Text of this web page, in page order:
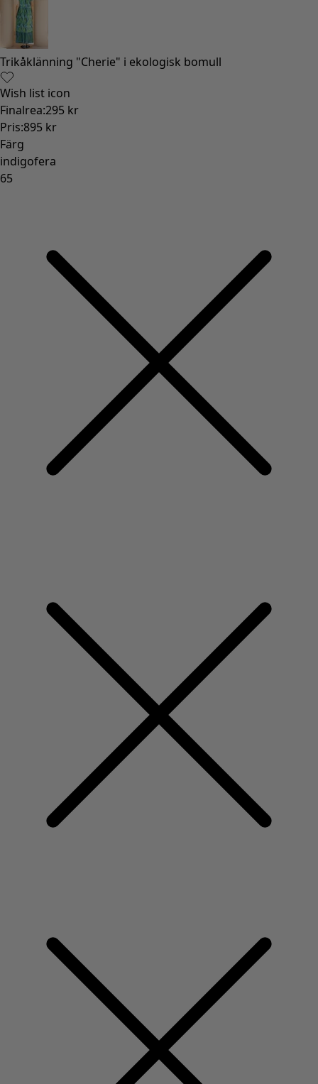
Lantlig inredning
Rolig inredning
Färgglad inredning
Blommig inredning
Natur
Bohemisk inredning
Skandinavisk inredning
Mysig inredning